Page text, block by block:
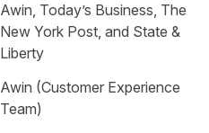
Awin, Today’s Business, The
New York Post, and State &
Liberty
Awin (Customer Experience
Team)